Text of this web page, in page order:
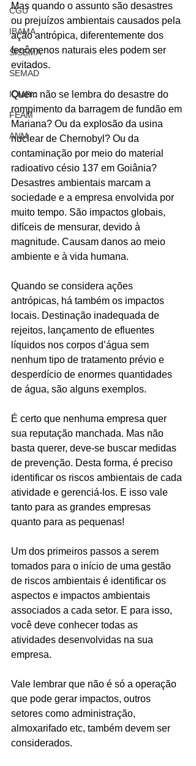
CGU
IBAMA
SISEMA
SEMAD
ICMBio
FEAM
ANM
Mas quando o assunto são desastres
ou prejuízos ambientais causados pela
ação antrópica, diferentemente dos
fenômenos naturais eles podem ser
evitados.
Quem não se lembra do desastre do
rompimento da barragem de fundão em
Mariana? Ou da explosão da usina
nuclear de Chernobyl? Ou da
contaminação por meio do material
radioativo césio 137 em Goiânia?
Desastres ambientais marcam a
sociedade e a empresa envolvida por
muito tempo. São impactos globais,
difíceis de mensurar, devido à
magnitude. Causam danos ao meio
ambiente e à vida humana.
Quando se considera ações
antrópicas, há também os impactos
locais. Destinação inadequada de
rejeitos, lançamento de efluentes
líquidos nos corpos d’água sem
nenhum tipo de tratamento prévio e
desperdício de enormes quantidades
de água, são alguns exemplos.
É certo que nenhuma empresa quer
sua reputação manchada. Mas não
basta querer, deve-se buscar medidas
de prevenção. Desta forma, é preciso
identificar os riscos ambientais de cada
atividade e gerenciá-los. E isso vale
tanto para as grandes empresas
quanto para as pequenas!
Um dos primeiros passos a serem
tomados para o início de uma gestão
de riscos ambientais é identificar os
aspectos e impactos ambientais
associados a cada setor. E para isso,
você deve conhecer todas as
atividades desenvolvidas na sua
empresa.
Vale lembrar que não é só a operação
que pode gerar impactos, outros
setores como administração,
almoxarifado etc, também devem ser
considerados.